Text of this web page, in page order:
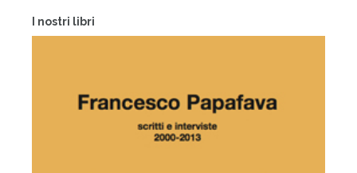
I nostri libri